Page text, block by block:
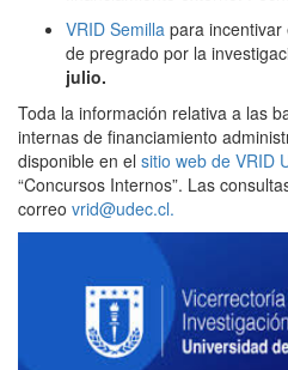
VRID Semilla para
de pregrado por la
julio.
Toda la información relativa a las
internas de financiamiento
disponible en el sitio web de VRID
“Concursos Internos”. Las
correo vrid@udec.cl.